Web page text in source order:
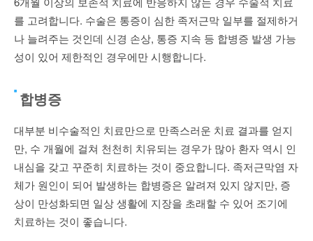
를 고려합니다. 수술은 통증이 심한 족저근막 일부를 절제하거
나 늘려주는 것인데 신경 손상, 통증 지속 등 합병증 발생 가능
성이 있어 제한적인 경우에만 시행합니다.
합병증
대부분 비수술적인 치료만으로 만족스러운 치료 결과를 얻지
만, 수 개월에 걸쳐 천천히 치유되는 경우가 많아 환자 역시 인
내심을 갖고 꾸준히 치료하는 것이 중요합니다. 족저근막염 자
체가 원인이 되어 발생하는 합병증은 알려져 있지 않지만, 증
상이 만성화되면 일상 생활에 지장을 초래할 수 있어 조기에
치료하는 것이 좋습니다.